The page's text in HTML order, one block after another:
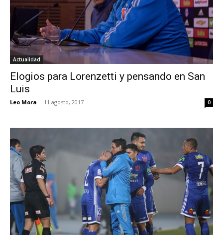
Actualidad
Elogios para Lorenzetti y pensando en San
Luis
Leo Mora - 11 agosto, 2017 0